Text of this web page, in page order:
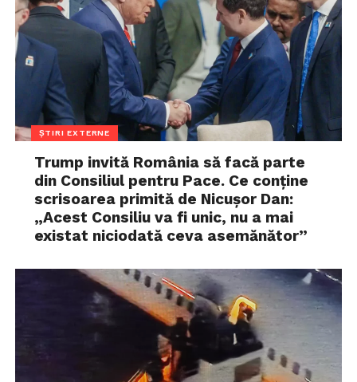
ȘTIRI EXTERNE
Trump invită România să facă parte
din Consiliul pentru Pace. Ce conține
scrisoarea primită de Nicușor Dan:
„Acest Consiliu va fi unic, nu a mai
existat niciodată ceva asemănător”